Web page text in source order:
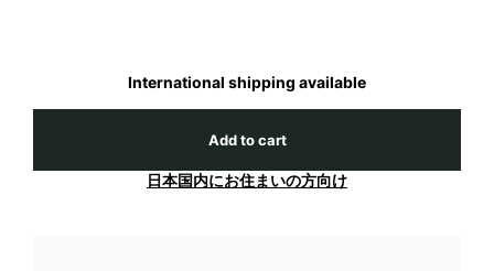
International shipping available
Add to cart
日本国内にお住まいの方向け